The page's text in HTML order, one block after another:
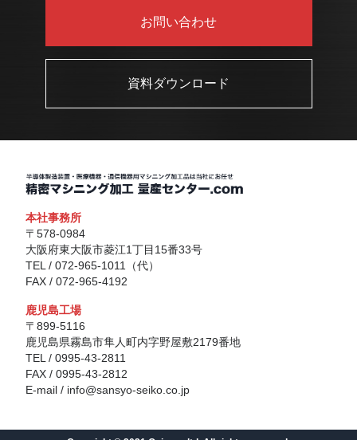
お問い合わせ
資料ダウンロード
本社事務所
〒578-0984
大阪府東大阪市菱江1丁目15番33号
TEL / 072-965-1011（代）
FAX / 072-965-4192
鹿児島工場
〒899-5116
鹿児島県霧島市隼人町内字野屋敷2179番地
TEL / 0995-43-2811
FAX / 0995-43-2812
E-mail / info@sansyo-seiko.co.jp